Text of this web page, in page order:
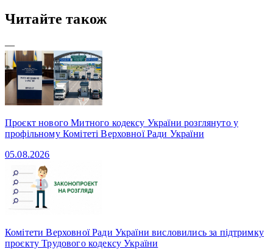
Читайте також
—
Проєкт нового Митного кодексу України розглянуто у
профільному Комітеті Верховної Ради України
05.08.2026
Комітети Верховної Ради України висловились за підтримку
проєкту Трудового кодексу України